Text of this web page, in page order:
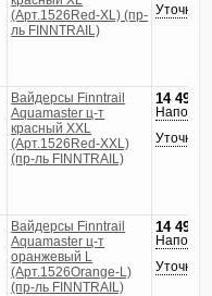
(Арт.1526Red-XL) (пр-
ль FINNTRAIL)
Вайдерсы Finntrail
Aquamaster ц-т
красный XXL
(Арт.1526Red-XXL)
(пр-ль FINNTRAIL)
14 490
Вайдерсы Finntrail
Aquamaster ц-т
оранжевый L
(Арт.1526Orange-L)
(пр-ль FINNTRAIL)
14 490